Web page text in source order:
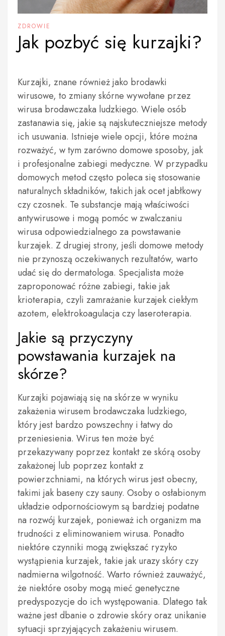
ZDROWIE
Jak pozbyć się kurzajki?
Kurzajki, znane również jako brodawki
wirusowe, to zmiany skórne wywołane przez
wirusa brodawczaka ludzkiego. Wiele osób
zastanawia się, jakie są najskuteczniejsze metody
ich usuwania. Istnieje wiele opcji, które można
rozważyć, w tym zarówno domowe sposoby, jak
i profesjonalne zabiegi medyczne. W przypadku
domowych metod często poleca się stosowanie
naturalnych składników, takich jak ocet jabłkowy
czy czosnek. Te substancje mają właściwości
antywirusowe i mogą pomóc w zwalczaniu
wirusa odpowiedzialnego za powstawanie
kurzajek. Z drugiej strony, jeśli domowe metody
nie przynoszą oczekiwanych rezultatów, warto
udać się do dermatologa. Specjalista może
zaproponować różne zabiegi, takie jak
krioterapia, czyli zamrażanie kurzajek ciekłym
azotem, elektrokoagulacja czy laseroterapia.
Jakie są przyczyny
powstawania kurzajek na
skórze?
Kurzajki pojawiają się na skórze w wyniku
zakażenia wirusem brodawczaka ludzkiego,
który jest bardzo powszechny i łatwy do
przeniesienia. Wirus ten może być
przekazywany poprzez kontakt ze skórą osoby
zakażonej lub poprzez kontakt z
powierzchniami, na których wirus jest obecny,
takimi jak baseny czy sauny. Osoby o osłabionym
układzie odpornościowym są bardziej podatne
na rozwój kurzajek, ponieważ ich organizm ma
trudności z eliminowaniem wirusa. Ponadto
niektóre czynniki mogą zwiększać ryzyko
wystąpienia kurzajek, takie jak urazy skóry czy
nadmierna wilgotność. Warto również zauważyć,
że niektóre osoby mogą mieć genetyczne
predyspozycje do ich występowania. Dlatego tak
ważne jest dbanie o zdrowie skóry oraz unikanie
sytuacji sprzyjających zakażeniu wirusem.